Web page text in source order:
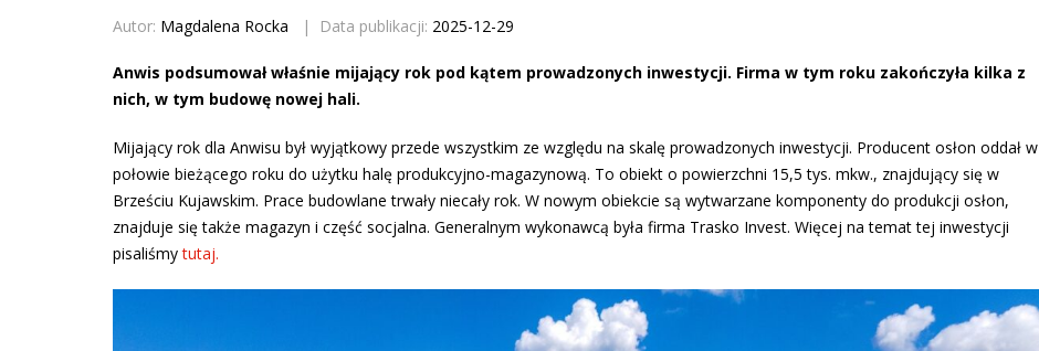
Autor: Magdalena Rocka | Data publikacji: 2025-12-29
Anwis podsumował właśnie mijający rok pod kątem prowadzonych inwestycji. Firma w tym roku zakończyła kilka z
nich, w tym budowę nowej hali.
Mijający rok dla Anwisu był wyjątkowy przede wszystkim ze względu na skalę prowadzonych inwestycji. Producent osłon oddał w
połowie bieżącego roku do użytku halę produkcyjno-magazynową. To obiekt o powierzchni 15,5 tys. mkw., znajdujący się w
Brześciu Kujawskim. Prace budowlane trwały niecały rok. W nowym obiekcie są wytwarzane komponenty do produkcji osłon,
znajduje się także magazyn i część socjalna. Generalnym wykonawcą była firma Trasko Invest. Więcej na temat tej inwestycji
pisaliśmytutaj.